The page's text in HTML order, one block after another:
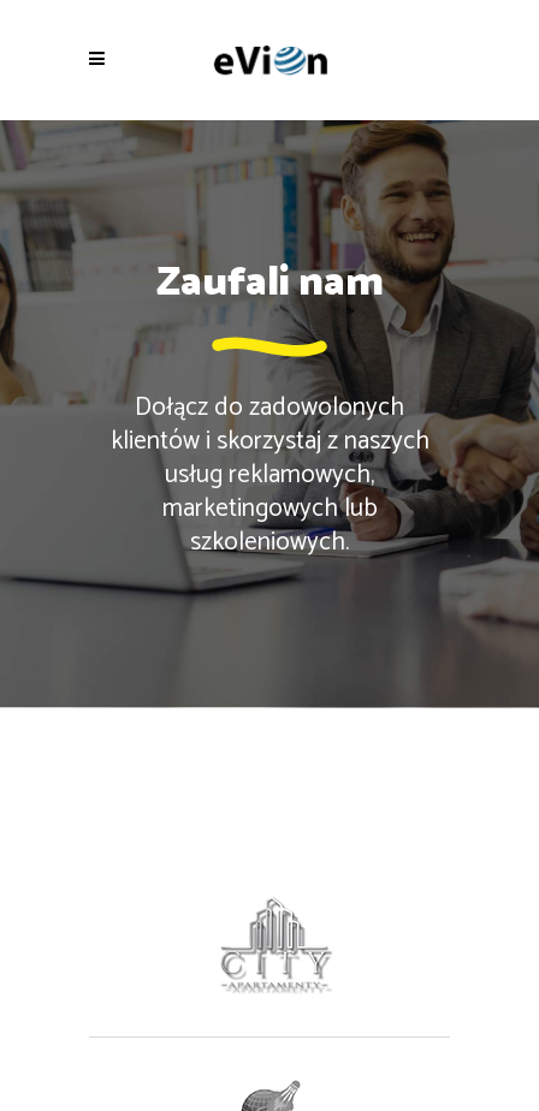
Zaufali nam
Dołącz do zadowolonych
klientów i skorzystaj z naszych
usług reklamowych,
marketingowych lub
szkoleniowych.